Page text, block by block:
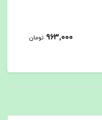
963,000 تومان